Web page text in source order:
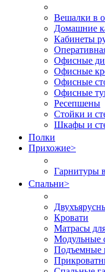
Вешалки в
Домашние
Кабинеты
Офисные
Офисные
Офисные
Офисные
Ресепшены
Стойки и
Шкафы и
Полки
Прихожие>
Гарнитуры
Спальни>
Кровати
Матрасы
Модульные
Подъемные